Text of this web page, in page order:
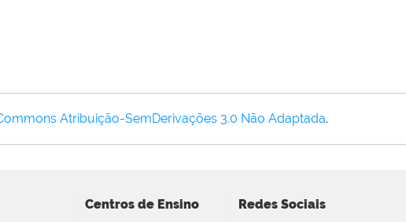
Atribuição-SemDerivações 3.0 Não Adaptada.
Centros de Ensino Redes Sociais